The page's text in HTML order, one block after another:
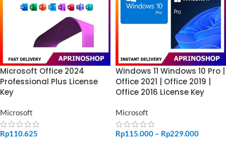
Microsoft Office 2024
Professional Plus License
Key
Microsoft
Rp110.625
Windows 11 Windows 10 Pro |
Office 2021 | Office 2019 |
Office 2016 License Key
Microsoft
Rp115.000 – Rp229.000